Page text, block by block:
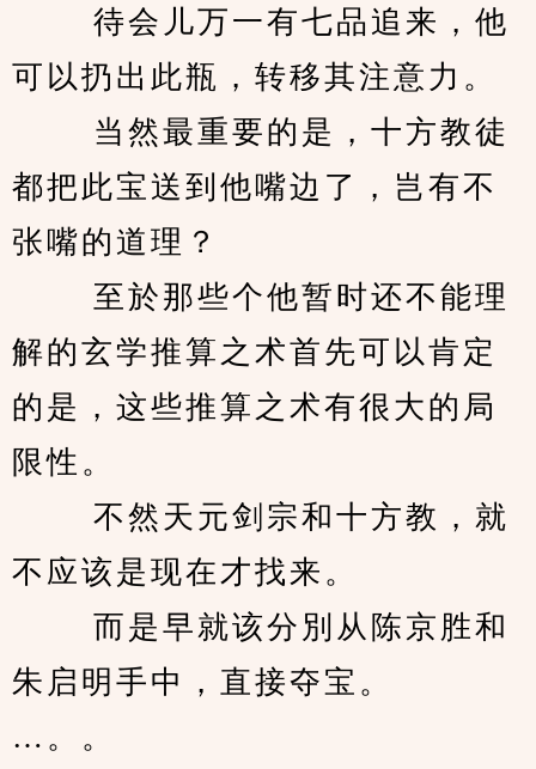
待会儿万一有七品追来，他
可以扔出此瓶，转移其注意力。
当然最重要的是，十方教徒
都把此宝送到他嘴边了，岂有不
张嘴的道理？
至於那些个他暂时还不能理
解的玄学推算之术首先可以肯定
的是，这些推算之术有很大的局
限性。
不然天元剑宗和十方教，就
不应该是现在才找来。
而是早就该分別从陈京胜和
朱启明手中，直接夺宝。
…。。